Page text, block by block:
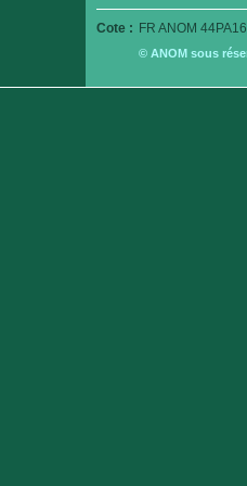
Cote : FR ANOM
© ANOM sous